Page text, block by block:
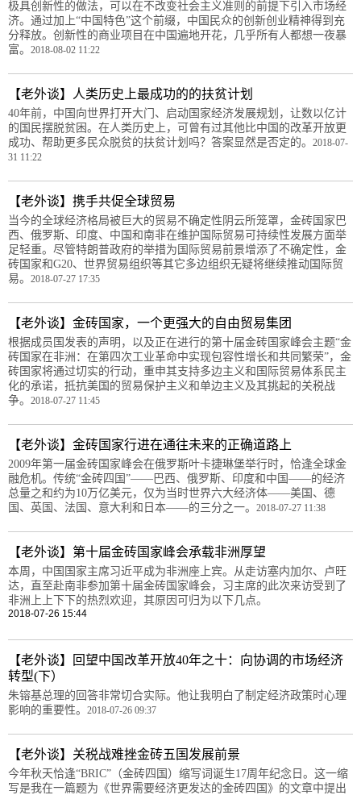
极具创新性的做法，可以在不改变社会主义准则的前提下引入市场经
济。通过加上“中国特色”这个前缀，中国民众的创新创业精神得到充
分释放。创新性的商业项目在中国遍地开花，几乎所有人都想一夜暴
富。 2018-08-02 11:22
【老外谈】人类历史上最成功的的扶贫计划
40年前，中国向世界打开大门、启动国家经济发展规划，让数以亿计
的国民摆脱贫困。在人类历史上，可曾有过其他比中国的改革开放更
成功、帮助更多民众脱贫的扶贫计划吗？答案显然是否定的。 2018-07-
31 11:22
【老外谈】携手共促全球贸易
当今的全球经济格局被巨大的贸易不确定性阴云所笼罩，金砖国家巴
西、俄罗斯、印度、中国和南非在维护国际贸易可持续性发展方面举
足轻重。尽管特朗普政府的举措为国际贸易前景增添了不确定性，金
砖国家和G20、世界贸易组织等其它多边组织无疑将继续推动国际贸
易。 2018-07-27 17:35
【老外谈】金砖国家，一个更强大的自由贸易集团
根据成员国发表的声明，以及正在进行的第十届金砖国家峰会主题“金
砖国家在非洲：在第四次工业革命中实现包容性增长和共同繁荣”，金
砖国家将通过切实的行动，重申其支持多边主义和国际贸易体系民主
化的承诺，抵抗美国的贸易保护主义和单边主义及其挑起的关税战
争。 2018-07-27 11:45
【老外谈】金砖国家行进在通往未来的正确道路上
2009年第一届金砖国家峰会在俄罗斯叶卡捷琳堡举行时，恰逢全球金
融危机。传统“金砖四国”——巴西、俄罗斯、印度和中国——的经济
总量之和约为10万亿美元，仅为当时世界六大经济体——美国、德
国、英国、法国、意大利和日本——的三分之一。 2018-07-27 11:38
【老外谈】第十届金砖国家峰会承载非洲厚望
本周，中国国家主席习近平成为非洲座上宾。从走访塞内加尔、卢旺
达，直至赴南非参加第十届金砖国家峰会，习主席的此次来访受到了
非洲上上下下的热烈欢迎，其原因可归为以下几点。
2018-07-26 15:44
【老外谈】回望中国改革开放40年之十：向协调的市场经济
转型(下）
朱镕基总理的回答非常切合实际。他让我明白了制定经济政策时心理
影响的重要性。 2018-07-26 09:37
【老外谈】关税战难挫金砖五国发展前景
今年秋天恰逢“BRIC”（金砖四国）缩写词诞生17周年纪念日。这一缩
写是我在一篇题为《世界需要经济更发达的金砖四国》的文章中提出